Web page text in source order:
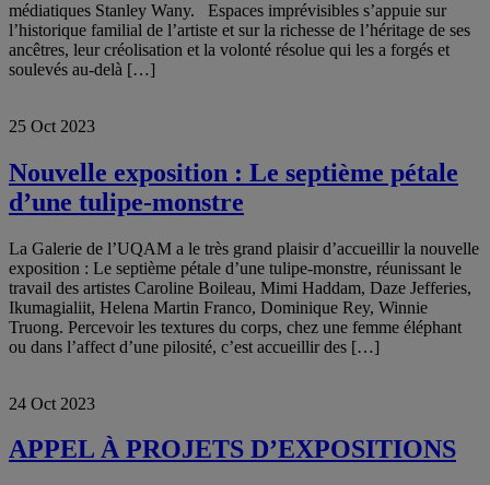
médiatiques Stanley Wany. Espaces imprévisibles s’appuie sur
l’historique familial de l’artiste et sur la richesse de l’héritage de ses
ancêtres, leur créolisation et la volonté résolue qui les a forgés et
soulevés au-delà […]
25 Oct 2023
Nouvelle exposition : Le septième pétale
d’une tulipe-monstre
La Galerie de l’UQAM a le très grand plaisir d’accueillir la nouvelle
exposition : Le septième pétale d’une tulipe-monstre, réunissant le
travail des artistes Caroline Boileau, Mimi Haddam, Daze Jefferies,
Ikumagialiit, Helena Martin Franco, Dominique Rey, Winnie
Truong. Percevoir les textures du corps, chez une femme éléphant
ou dans l’affect d’une pilosité, c’est accueillir des […]
24 Oct 2023
APPEL À PROJETS D’EXPOSITIONS